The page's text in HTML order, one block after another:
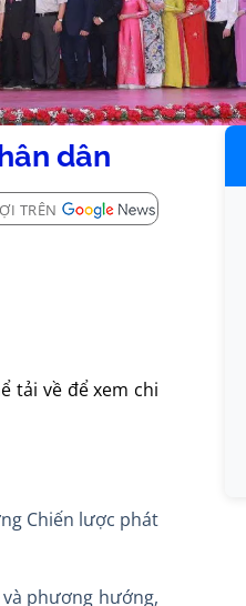
dân
TRÊN
tải về để xem chi
Chiến lược phát
phương hướng,